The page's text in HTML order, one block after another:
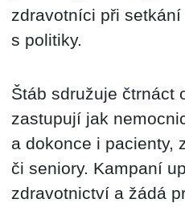
zdravotníci při
s politiky.
Štáb sdružuje čtrnáct
zastupují jak
a dokonce i pacienty,
či seniory. Kampaní
zdravotnictví a žádá